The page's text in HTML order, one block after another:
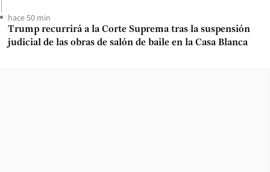
hace 50 min
Trump recurrirá a la Corte Suprema tras la suspensión
judicial de las obras de salón de baile en la Casa Blanca